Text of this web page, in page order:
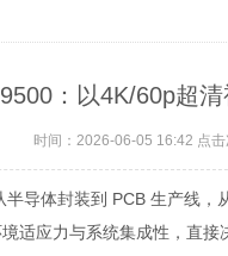
：以4K/60p超
时间：2026-06-05 16:42 点击
导体封装到 PCB 生产线
适应力与系统集成性，直接